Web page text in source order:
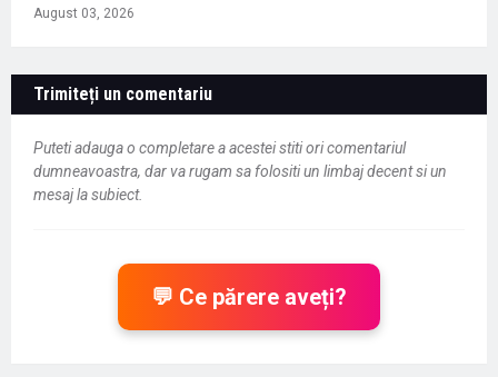
August 03, 2026
Trimiteți un comentariu
Puteti adauga o completare a acestei stiti ori comentariul
dumneavoastra, dar va rugam sa folositi un limbaj decent si un
mesaj la subiect.
💬 Ce părere aveți?